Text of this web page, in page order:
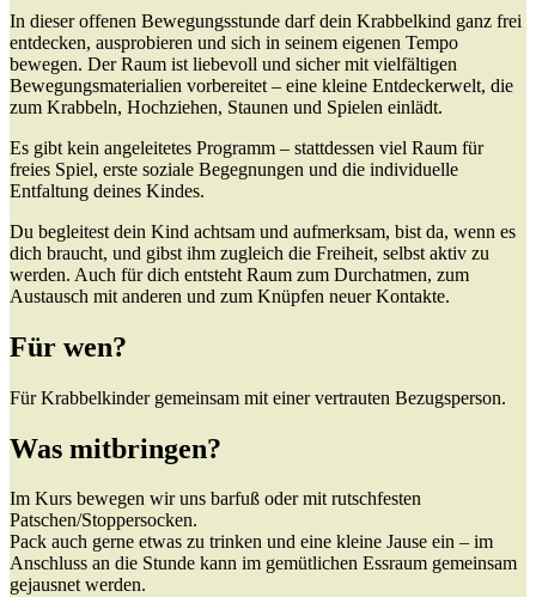
In dieser offenen Bewegungsstunde darf dein Krabbelkind ganz frei
entdecken, ausprobieren und sich in seinem eigenen Tempo
bewegen. Der Raum ist liebevoll und sicher mit vielfältigen
Bewegungsmaterialien vorbereitet – eine kleine Entdeckerwelt, die
zum Krabbeln, Hochziehen, Staunen und Spielen einlädt.
Es gibt kein angeleitetes Programm – stattdessen viel Raum für
freies Spiel, erste soziale Begegnungen und die individuelle
Entfaltung deines Kindes.
Du begleitest dein Kind achtsam und aufmerksam, bist da, wenn es
dich braucht, und gibst ihm zugleich die Freiheit, selbst aktiv zu
werden. Auch für dich entsteht Raum zum Durchatmen, zum
Austausch mit anderen und zum Knüpfen neuer Kontakte.
Für wen?
Für Krabbelkinder gemeinsam mit einer vertrauten Bezugsperson.
Was mitbringen?
Im Kurs bewegen wir uns barfuß oder mit rutschfesten
Patschen/Stoppersocken.
Pack auch gerne etwas zu trinken und eine kleine Jause ein – im
Anschluss an die Stunde kann im gemütlichen Essraum gemeinsam
gejausnet werden.